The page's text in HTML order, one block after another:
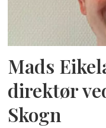
Mads
direktør
Skogn